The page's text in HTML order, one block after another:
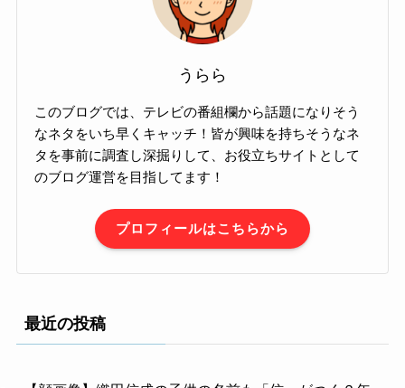
うらら
このブログでは、テレビの番組欄から話題になりそう
なネタをいち早くキャッチ！皆が興味を持ちそうなネ
タを事前に調査し深掘りして、お役立ちサイトとして
のブログ運営を目指してます！
プロフィールはこちらから
最近の投稿